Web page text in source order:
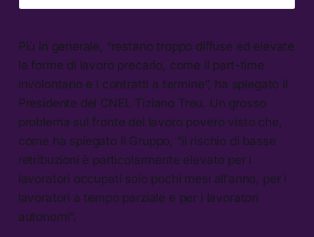
Più in generale, “restano troppo diffuse ed elevate
le forme di lavoro precario, come il part-time
involontario e i contratti a termine”, ha spiegato il
Presidente del CNEL Tiziano Treu. Un grosso
problema sul fronte del lavoro povero visto che,
come ha spiegato il Gruppo, “il rischio di basse
retribuzioni è particolarmente elevato per i
lavoratori occupati solo pochi mesi all’anno, per i
lavoratori a tempo parziale e per i lavoratori
autonomi”.